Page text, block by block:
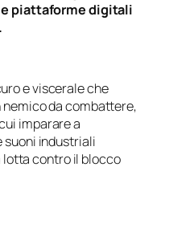
piattaforme digitali
e viscerale che
nemico da combattere,
imparare a
suoni industriali
lotta contro il blocco